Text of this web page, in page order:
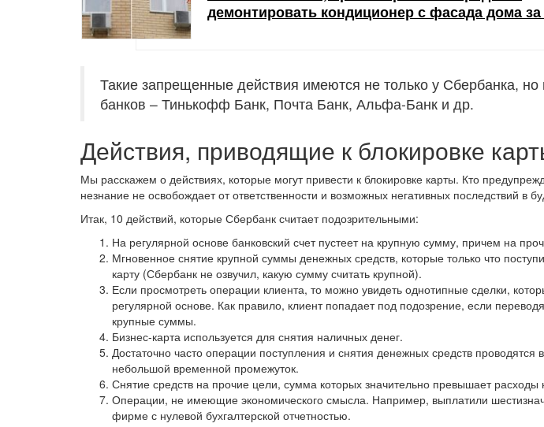
демонтировать кондиционер с фасада дома за
Такие запрещенные действия имеются не только у Сбербанка, но
банков – Тинькофф Банк, Почта Банк, Альфа-Банк и др.
Действия, приводящие к блокировке
Мы расскажем о действиях, которые могут привести к блокировке карты. Кто
незнание не освобождает от ответственности и возможных негативных последствий в
Итак, 10 действий, которые Сбербанк считает подозрительными:
На регулярной основе банковский счет пустеет на крупную сумму, причем на
Мгновенное снятие крупной суммы денежных средств, которые только что
карту (Сбербанк не озвучил, какую сумму считать крупной).
Если просмотреть операции клиента, то можно увидеть однотипные сделки,
регулярной основе. Как правило, клиент попадает под подозрение, если
крупные суммы.
Бизнес-карта используется для снятия наличных денег.
Достаточно часто операции поступления и снятия денежных средств проводятся
небольшой временной промежуток.
Снятие средств на прочие цели, сумма которых значительно превышает расходы
Операции, не имеющие экономического смысла. Например, выплатили
фирме с нулевой бухгалтерской отчетностью.